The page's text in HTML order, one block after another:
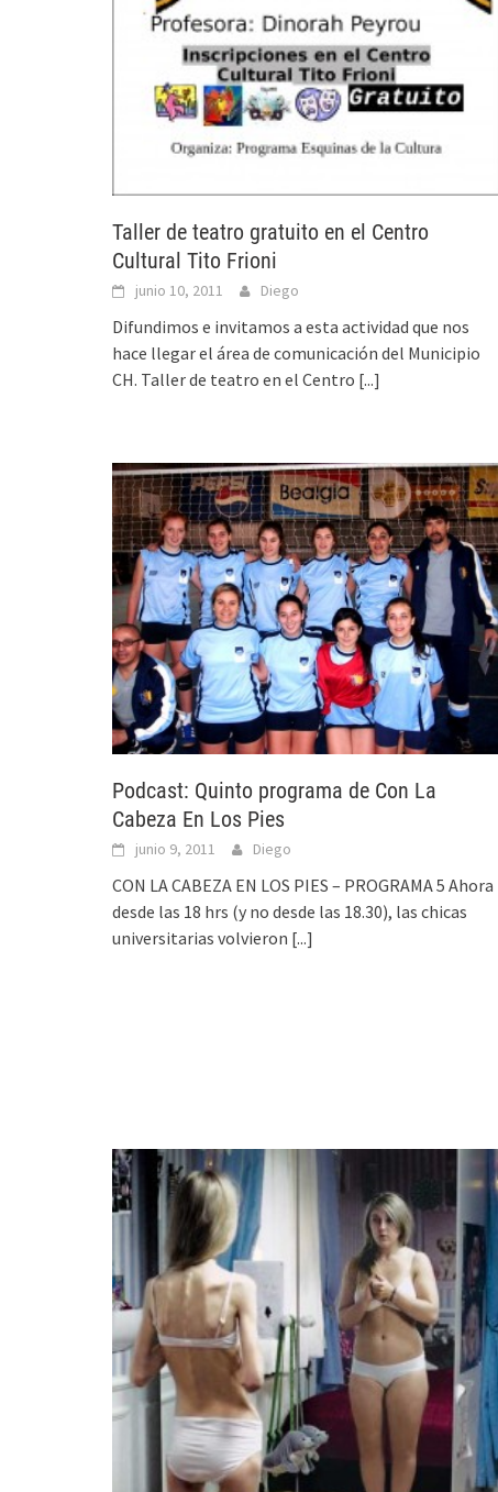
Taller de teatro gratuito en el Centro
Cultural Tito Frioni
junio 10, 2011 Diego
Difundimos e invitamos a esta actividad que nos
hace llegar el área de comunicación del Municipio
CH. Taller de teatro en el Centro [...]
Podcast: Quinto programa de Con La
Cabeza En Los Pies
junio 9, 2011 Diego
CON LA CABEZA EN LOS PIES – PROGRAMA 5 Ahora
desde las 18 hrs (y no desde las 18.30), las chicas
universitarias volvieron [...]